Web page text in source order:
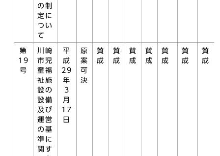
の制
定に
つい
て
第
19
号
川崎
市児
童福
祉施
設の
設備
及び
運営
の基
準に
関す
平
成
29
年
3
月
17
日
原
案
可
決
賛
成
賛
成
賛
成
賛
成
賛
成
賛
成
賛
成